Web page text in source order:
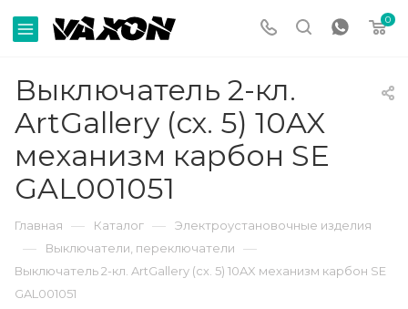
0
Выключатель 2-кл.
ArtGallery (сх. 5) 10AX
механизм карбон SE
GAL001051
Главная — Каталог — Электроустановочные изделия
— Выключатели, переключатели —
Выключатель 2-кл. ArtGallery (сх. 5) 10AX механизм карбон SE
GAL001051